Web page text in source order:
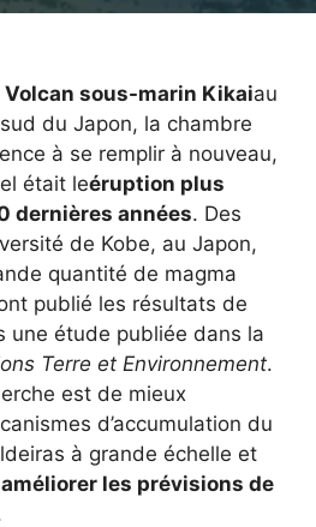
Volcan sous-marin Kikaiau
du Japon, la chambre
à se remplir à nouveau,
était leéruption plus
dernières années. Des
de Kobe, au Japon,
quantité de magma
publié les résultats de
une étude publiée dans la
Terre et Environnement.
est de mieux
d’accumulation du
à grande échelle et
améliorer les prévisions de